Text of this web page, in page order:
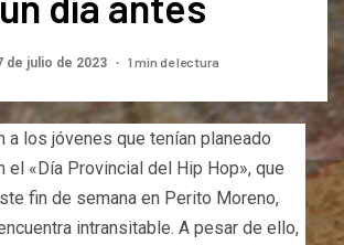
de julio de 2023 1 min de lectura
a los jóvenes que tenían planeado
el «Día Provincial del Hip Hop», que
fin de semana en Perito Moreno,
intransitable. A pesar de ello,